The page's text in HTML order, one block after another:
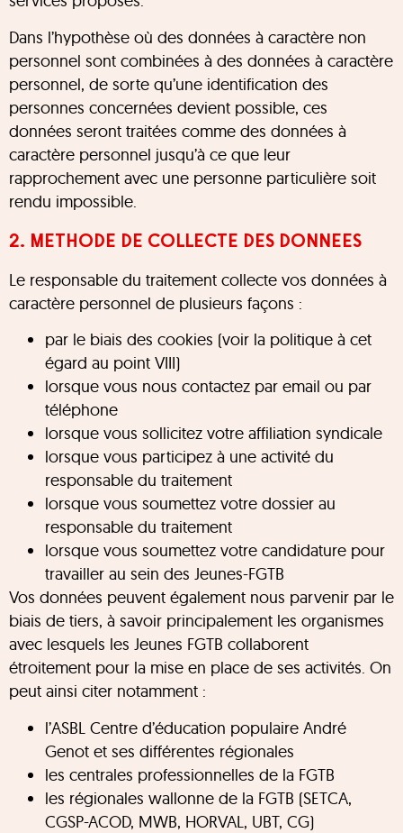
Dans l’hypothèse où des données à caractère non
personnel sont combinées à des données à caractère
personnel, de sorte qu’une identification des
personnes concernées devient possible, ces
données seront traitées comme des données à
caractère personnel jusqu’à ce que leur
rapprochement avec une personne particulière soit
rendu impossible.
2. METHODE DE COLLECTE DES DONNEES
Le responsable du traitement collecte vos données à
caractère personnel de plusieurs façons :
par le biais des cookies (voir la politique à cet
égard au point VIII)
lorsque vous nous contactez par email ou par
téléphone
lorsque vous sollicitez votre affiliation syndicale
lorsque vous participez à une activité du
responsable du traitement
lorsque vous soumettez votre dossier au
responsable du traitement
lorsque vous soumettez votre candidature pour
travailler au sein des Jeunes-FGTB
Vos données peuvent également nous parvenir par le
biais de tiers, à savoir principalement les organismes
avec lesquels les Jeunes FGTB collaborent
étroitement pour la mise en place de ses activités. On
peut ainsi citer notamment :
l’ASBL Centre d’éducation populaire André
Genot et ses différentes régionales
les centrales professionnelles de la FGTB
les régionales wallonne de la FGTB (SETCA,
CGSP-ACOD, MWB, HORVAL, UBT, CG)